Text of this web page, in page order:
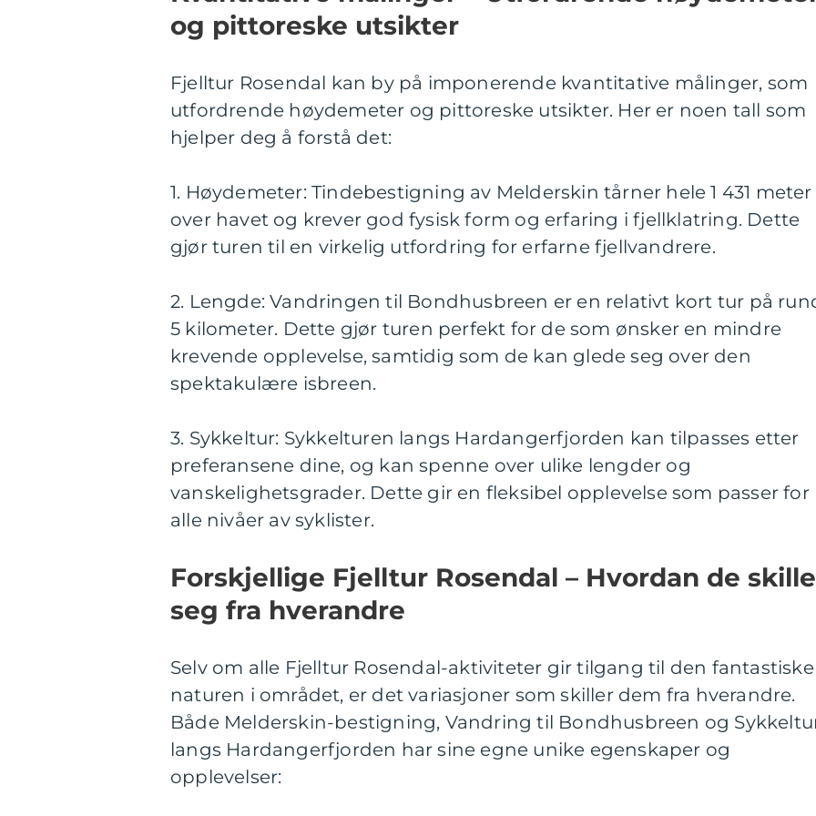
og pittoreske utsikter
Fjelltur Rosendal kan by på imponerende kvantitative målinger, som
utfordrende høydemeter og pittoreske utsikter. Her er noen tall som
hjelper deg å forstå det:
1. Høydemeter: Tindebestigning av Melderskin tårner hele 1 431 meter
over havet og krever god fysisk form og erfaring i fjellklatring. Dette
gjør turen til en virkelig utfordring for erfarne fjellvandrere.
2. Lengde: Vandringen til Bondhusbreen er en relativt kort tur på
5 kilometer. Dette gjør turen perfekt for de som ønsker en mindre
krevende opplevelse, samtidig som de kan glede seg over den
spektakulære isbreen.
3. Sykkeltur: Sykkelturen langs Hardangerfjorden kan tilpasses etter
preferansene dine, og kan spenne over ulike lengder og
vanskelighetsgrader. Dette gir en fleksibel opplevelse som passer for
alle nivåer av syklister.
Forskjellige Fjelltur Rosendal – Hvordan de
seg fra hverandre
Selv om alle Fjelltur Rosendal-aktiviteter gir tilgang til den fantastiske
naturen i området, er det variasjoner som skiller dem fra hverandre.
Både Melderskin-bestigning, Vandring til Bondhusbreen og
langs Hardangerfjorden har sine egne unike egenskaper og
opplevelser: